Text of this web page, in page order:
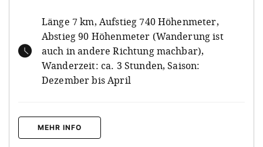
Länge 7 km, Aufstieg 740 Höhenmeter,
Abstieg 90 Höhenmeter (Wanderung ist
auch in andere Richtung machbar),
Wanderzeit: ca. 3 Stunden, Saison:
Dezember bis April
MEHR INFO